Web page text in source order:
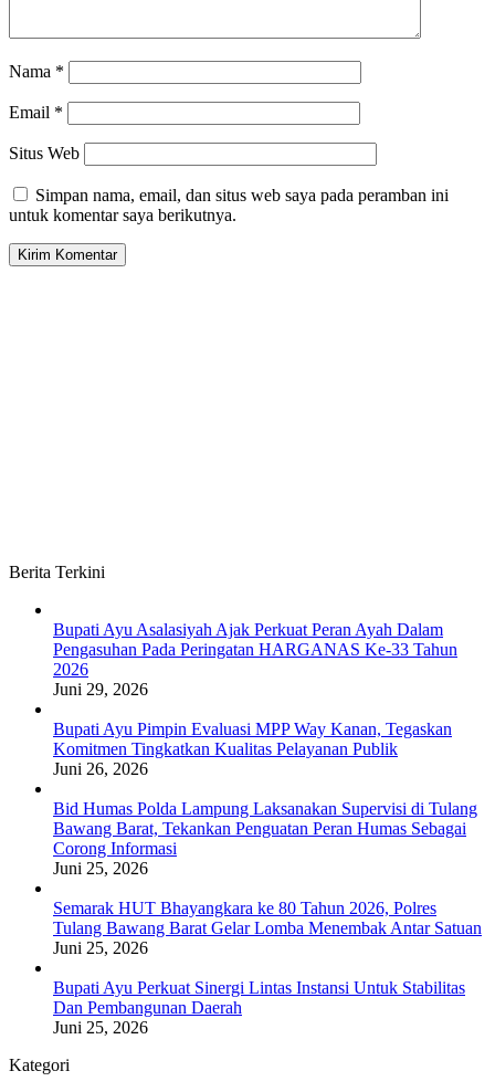
Nama *
Email *
Situs Web
Simpan nama, email, dan situs web saya pada peramban ini
untuk komentar saya berikutnya.
Berita Terkini
Bupati Ayu Asalasiyah Ajak Perkuat Peran Ayah Dalam
Pengasuhan Pada Peringatan HARGANAS Ke-33 Tahun
2026
Juni 29, 2026
Bupati Ayu Pimpin Evaluasi MPP Way Kanan, Tegaskan
Komitmen Tingkatkan Kualitas Pelayanan Publik
Juni 26, 2026
Bid Humas Polda Lampung Laksanakan Supervisi di Tulang
Bawang Barat, Tekankan Penguatan Peran Humas Sebagai
Corong Informasi
Juni 25, 2026
Semarak HUT Bhayangkara ke 80 Tahun 2026, Polres
Tulang Bawang Barat Gelar Lomba Menembak Antar Satuan
Juni 25, 2026
Bupati Ayu Perkuat Sinergi Lintas Instansi Untuk Stabilitas
Dan Pembangunan Daerah
Juni 25, 2026
Kategori